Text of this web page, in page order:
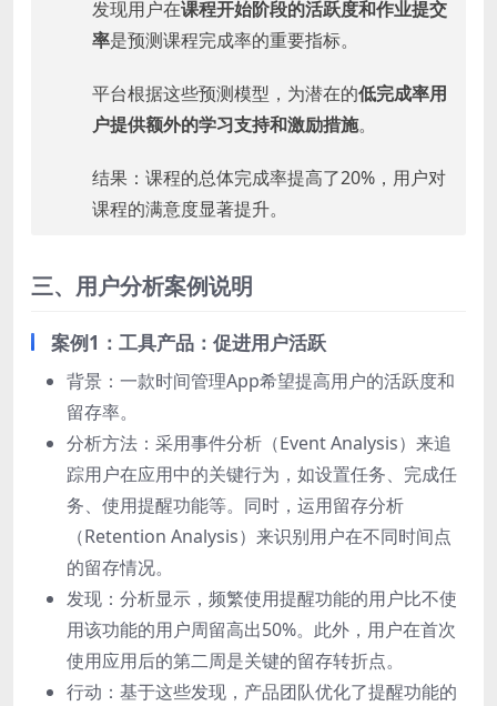
发现用户在课程开始阶段的活跃度和作业提交
率是预测课程完成率的重要指标。
平台根据这些预测模型，为潜在的低完成率用
户提供额外的学习支持和激励措施。
结果：课程的总体完成率提高了20%，用户对
课程的满意度显著提升。
三、用户分析案例说明
案例1：工具产品：促进用户活跃
背景：一款时间管理App希望提高用户的活跃度和
留存率。
分析方法：采用事件分析（Event Analysis）来追
踪用户在应用中的关键行为，如设置任务、完成任
务、使用提醒功能等。同时，运用留存分析
（Retention Analysis）来识别用户在不同时间点
的留存情况。
发现：分析显示，频繁使用提醒功能的用户比不使
用该功能的用户周留高出50%。此外，用户在首次
使用应用后的第二周是关键的留存转折点。
行动：基于这些发现，产品团队优化了提醒功能的